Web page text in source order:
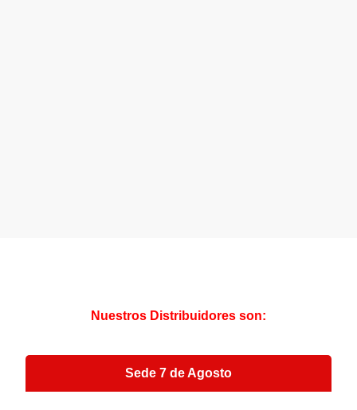
Nuestros Distribuidores son:
Sede 7 de Agosto